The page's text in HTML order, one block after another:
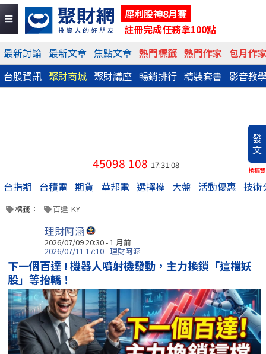
犀利股神8月賽
註冊完成任務拿100點
最新討論 最新文章 焦點文章 熱門標籤 熱門作家 包月作
台股資訊 聚財商城 聚財講座 暢銷排行 精裝套書 影音教
發
文
換稿費
45098 108 17:31:08
台指期 台積電 期貨 華邦電 選擇權 大盤 活動優惠 技術
標籤： 百達-KY
理財阿涵
2026/07/09 20:30 - 1 月前
2026/07/11 17:10 - 理財阿涵
下一個百達 ! 機器人噴射機發動，主力換鎖「這檔妖
股」等抬轎！